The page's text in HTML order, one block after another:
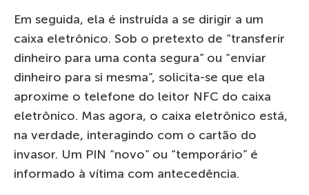
Em seguida, ela é instruída a se dirigir a um
caixa eletrônico. Sob o pretexto de “transferir
dinheiro para uma conta segura” ou “enviar
dinheiro para si mesma”, solicita-se que ela
aproxime o telefone do leitor NFC do caixa
eletrônico. Mas agora, o caixa eletrônico está,
na verdade, interagindo com o cartão do
invasor. Um PIN “novo” ou “temporário” é
informado à vítima com antecedência.